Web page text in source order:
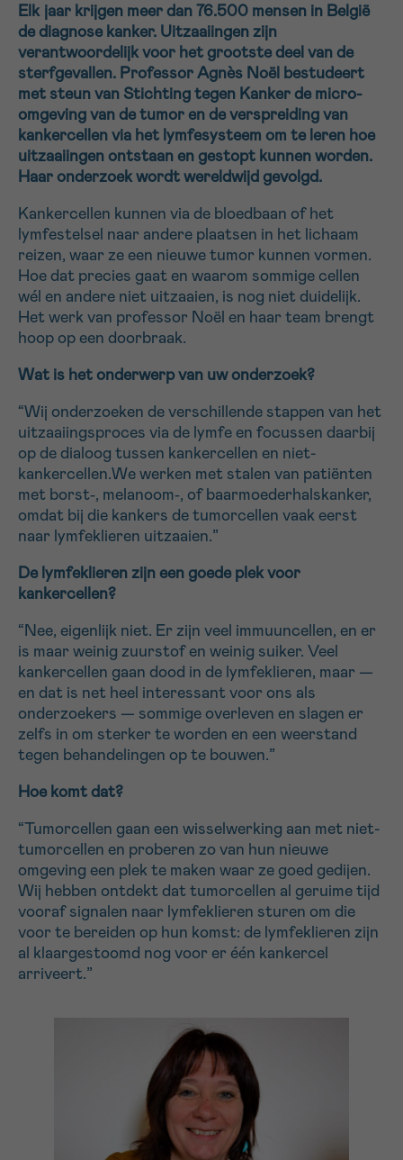
Elk jaar krijgen meer dan 76.500 mensen in België
de diagnose kanker. Uitzaaiingen zijn
verantwoordelijk voor het grootste deel van de
sterfgevallen. Professor Agnès Noël bestudeert
met steun van Stichting tegen Kanker de micro-
omgeving van de tumor en de verspreiding van
kankercellen via het lymfesysteem om te leren hoe
uitzaaiingen ontstaan en gestopt kunnen worden.
Haar onderzoek wordt wereldwijd gevolgd.
Kankercellen kunnen via de bloedbaan of het
lymfestelsel naar andere plaatsen in het lichaam
reizen, waar ze een nieuwe tumor kunnen vormen.
Hoe dat precies gaat en waarom sommige cellen
wél en andere niet uitzaaien, is nog niet duidelijk.
Het werk van professor Noël en haar team brengt
hoop op een doorbraak.
Wat is het onderwerp van uw onderzoek?
“Wij onderzoeken de verschillende stappen van het
uitzaaiingsproces via de lymfe en focussen daarbij
op de dialoog tussen kankercellen en niet-
kankercellen.We werken met stalen van patiënten
met borst‑, melanoom‑, of baarmoederhalskanker,
omdat bij die kankers de tumorcellen vaak eerst
naar lymfeklieren uitzaaien.”
De lymfeklieren zijn een goede plek voor
kankercellen?
“Nee, eigenlijk niet. Er zijn veel immuuncellen, en er
is maar weinig zuurstof en weinig suiker. Veel
kankercellen gaan dood in de lymfeklieren, maar —
en dat is net heel interessant voor ons als
onderzoekers — sommige overleven en slagen er
zelfs in om sterker te worden en een weerstand
tegen behandelingen op te bouwen.”
Hoe komt dat?
“Tumorcellen gaan een wisselwerking aan met niet-
tumorcellen en proberen zo van hun nieuwe
omgeving een plek te maken waar ze goed gedijen.
Wij hebben ontdekt dat tumorcellen al geruime tijd
vooraf signalen naar lymfeklieren sturen om die
voor te bereiden op hun komst: de lymfeklieren zijn
al klaargestoomd nog voor er één kankercel
arriveert.”
VOORNAAM
EMAIL
MIJN VRAAG
Ja, stuur mij de nieuwsbrief
Ik aanvaard degebruiksvoorwaarden
Sturen
16h-18h
Verder